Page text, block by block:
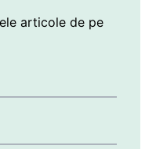
articole de pe